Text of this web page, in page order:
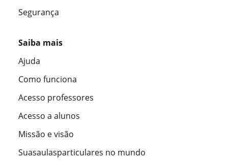
Segurança
Saiba mais
Ajuda
Como funciona
Acesso professores
Acesso a alunos
Missão e visão
Suasaulasparticulares no mundo